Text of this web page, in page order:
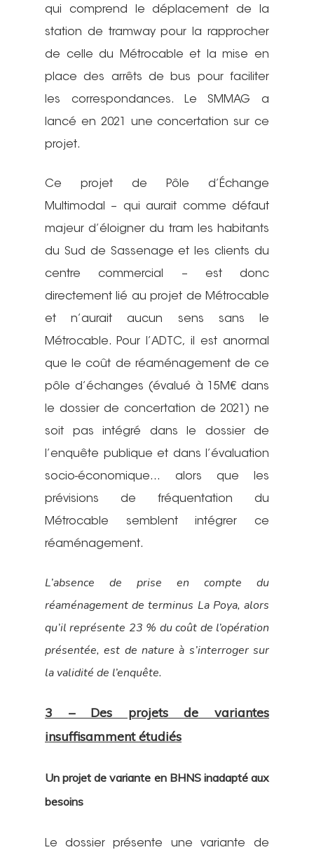
qui comprend le déplacement de la
station de tramway pour la rapprocher
de celle du Métrocable et la mise en
place des arrêts de bus pour faciliter
les correspondances. Le SMMAG a
lancé en 2021 une concertation sur ce
projet.
Ce projet de Pôle d’Échange
Multimodal – qui aurait comme défaut
majeur d’éloigner du tram les habitants
du Sud de Sassenage et les clients du
centre commercial – est donc
directement lié au projet de Métrocable
et n’aurait aucun sens sans le
Métrocable. Pour l’ADTC, il est anormal
que le coût de réaménagement de ce
pôle d’échanges (évalué à 15M€ dans
le dossier de concertation de 2021) ne
soit pas intégré dans le dossier de
l’enquête publique et dans l’évaluation
socio-économique… alors que les
prévisions de fréquentation du
Métrocable semblent intégrer ce
réaménagement.
L’absence de prise en compte du
réaménagement de terminus La Poya, alors
qu’il représente 23 % du coût de l’opération
présentée, est de nature à s’interroger sur
la validité de l’enquête.
3 – Des projets de variantes
insuffisamment étudiés
Un projet de variante en BHNS inadapté aux
besoins
Le dossier présente une variante de